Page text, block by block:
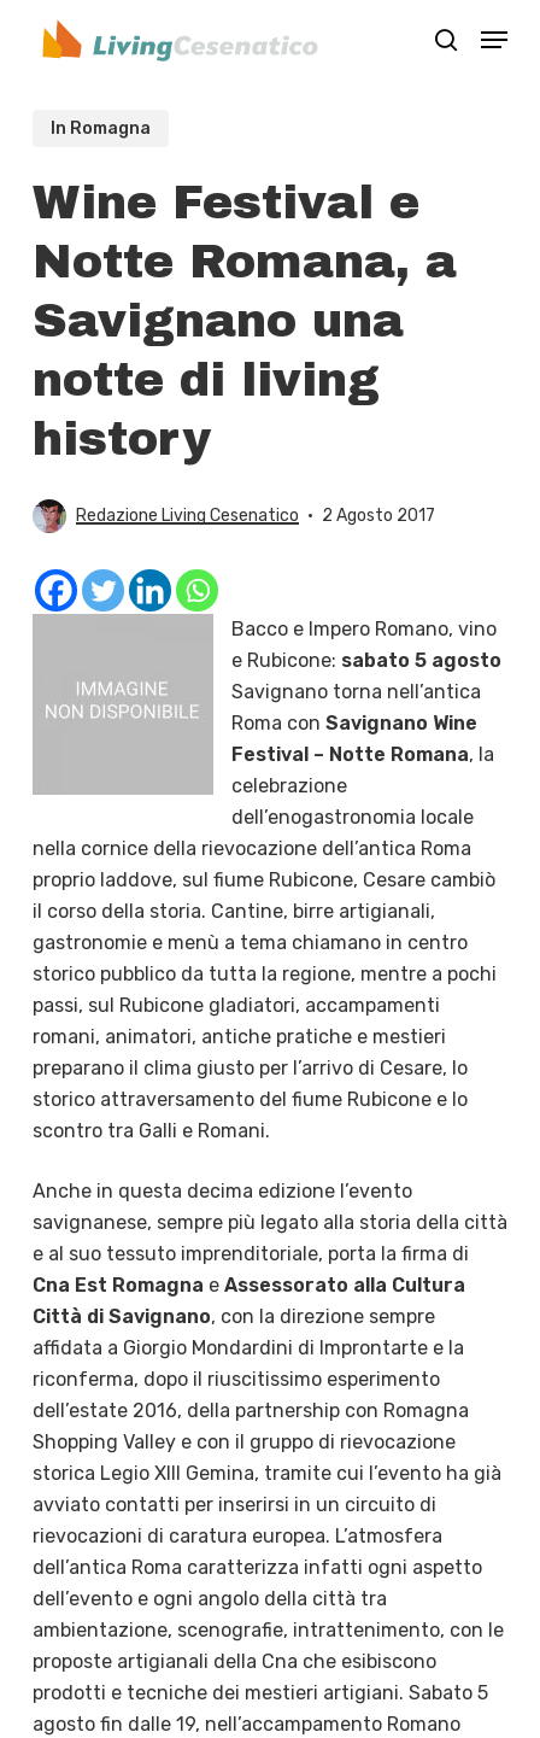
search
Menu
In Romagna
Wine Festival e
Notte Romana, a
Savignano una
notte di living
history
Redazione Living Cesenatico 2 Agosto 2017
Bacco e Impero Romano, vino
e Rubicone: sabato 5 agosto
Savignano torna nell’antica
Roma con Savignano Wine
Festival – Notte Romana, la
celebrazione
dell’enogastronomia locale
nella cornice della rievocazione dell’antica Roma
proprio laddove, sul fiume Rubicone, Cesare cambiò
il corso della storia. Cantine, birre artigianali,
gastronomie e menù a tema chiamano in centro
storico pubblico da tutta la regione, mentre a pochi
passi, sul Rubicone gladiatori, accampamenti
romani, animatori, antiche pratiche e mestieri
preparano il clima giusto per l’arrivo di Cesare, lo
storico attraversamento del fiume Rubicone e lo
scontro tra Galli e Romani.
Anche in questa decima edizione l’evento
savignanese, sempre più legato alla storia della città
e al suo tessuto imprenditoriale, porta la firma di
Cna Est Romagna e Assessorato alla Cultura
Città di Savignano, con la direzione sempre
affidata a Giorgio Mondardini di Improntarte e la
riconferma, dopo il riuscitissimo esperimento
dell’estate 2016, della partnership con Romagna
Shopping Valley e con il gruppo di rievocazione
storica Legio XIII Gemina, tramite cui l’evento ha già
avviato contatti per inserirsi in un circuito di
rievocazioni di caratura europea. L’atmosfera
dell’antica Roma caratterizza infatti ogni aspetto
dell’evento e ogni angolo della città tra
ambientazione, scenografie, intrattenimento, con le
proposte artigianali della Cna che esibiscono
prodotti e tecniche dei mestieri artigiani. Sabato 5
agosto fin dalle 19, nell’accampamento Romano